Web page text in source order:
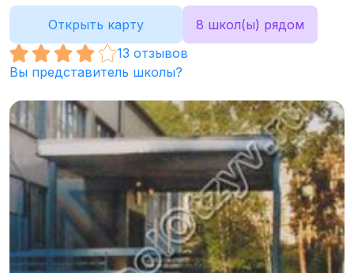
Открыть карту
8 школ(ы) рядом
13 отзывов
Вы представитель школы?